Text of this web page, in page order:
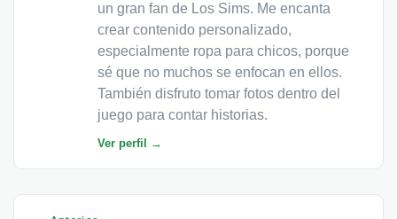
un gran fan de Los Sims. Me encanta
crear contenido personalizado,
especialmente ropa para chicos, porque
sé que no muchos se enfocan en ellos.
También disfruto tomar fotos dentro del
juego para contar historias.
Ver perfil →